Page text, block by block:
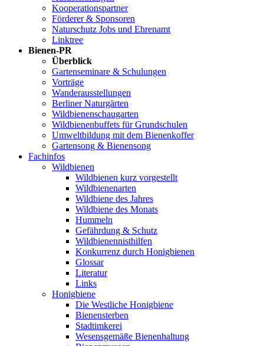
Kooperationspartner
Förderer & Sponsoren
Naturschutz Jobs und Ehrenamt
Linktree
Bienen-PR
Überblick
Gartenseminare & Schulungen
Vorträge
Wanderausstellungen
Berliner Naturgärten
Wildbienenschaugarten
Wildbienenbuffets für Grundschulen
Umweltbildung mit dem Bienenkoffer
Gartensong & Bienensong
Fachinfos
Wildbienen
Wildbienen kurz vorgestellt
Wildbienenarten
Wildbiene des Jahres
Wildbiene des Monats
Hummeln
Gefährdung & Schutz
Wildbienennisthilfen
Konkurrenz durch Honigbienen
Glossar
Literatur
Links
Honigbiene
Die Westliche Honigbiene
Bienensterben
Stadtimkerei
Wesensgemäße Bienenhaltung